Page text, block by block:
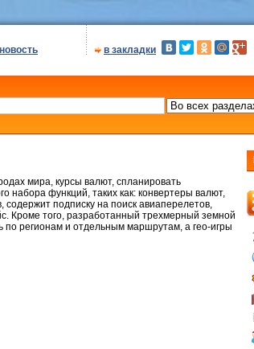
в закладки
мира, курсы валют, спланировать
набора функций, таких как: конвертеры валют,
подписку на поиск авиаперелетов,
Кроме того, разработанный трехмерный земной
регионам и отдельным маршрутам, а гео-игры